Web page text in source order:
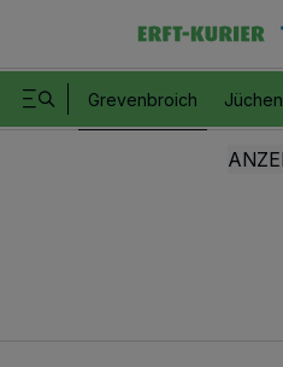
Grevenbroich Jüchen